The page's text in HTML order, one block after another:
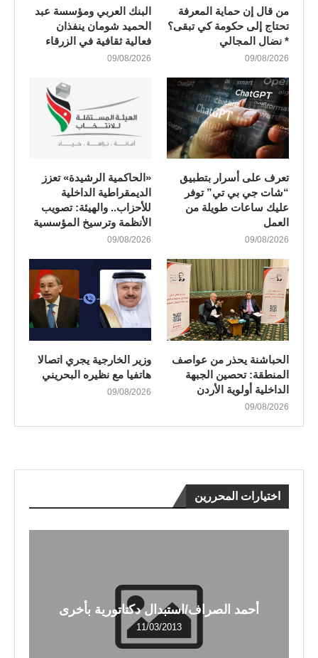
من قال إن حماية المعرفة
تحتاج إلى حكومة كي تبقى؟
* نضال المجالي
09/08/2026
البنك العربي ومؤسسة عبد
الحميد شومان ينفذان
فعالية ثقافية في الزرقاء
09/08/2026
تعرف على أسرار بتطبيق
“شات جي بي تي” توفر
عليك ساعات طويلة من
العمل
09/08/2026
«الحاكمية الرشيدة» تعزز
الديمقراطية الداخلية
للأحزاب.. والهيئة: تصويب
الأنظمة وترسيخ المؤسسية
09/08/2026
الحباشنة يحذر من عواصف
المنطقة: تحصين الجبهة
الداخلية أولوية الأردن
09/08/2026
وزير الخارجية يجري اتصالا
هاتفيا مع نظيره البحريني
09/08/2026
اختيارات المحررين
أحمد الصراف/استبدال دكتاتورية بأخرى
11/03/2013